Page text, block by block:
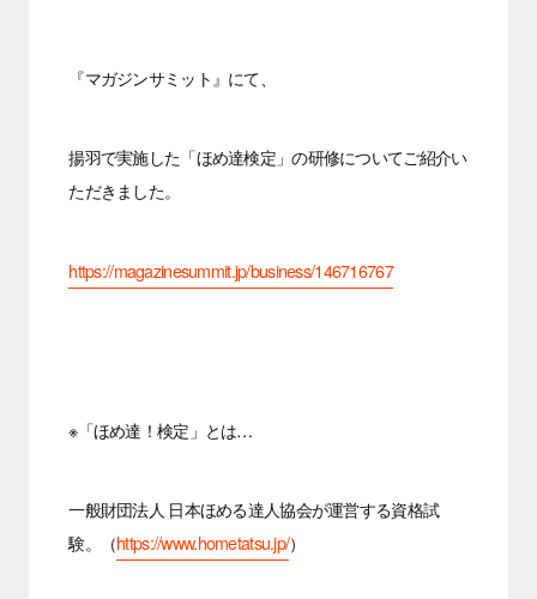
『マガジンサミット』にて、
揚羽で実施した「ほめ達検定」の研修についてご紹介い
ただきました。
https://magazinesummit.jp/business/146716767
※「ほめ達！検定」とは…
一般財団法人 日本ほめる達人協会が運営する資格試
験。（https://www.hometatsu.jp/）